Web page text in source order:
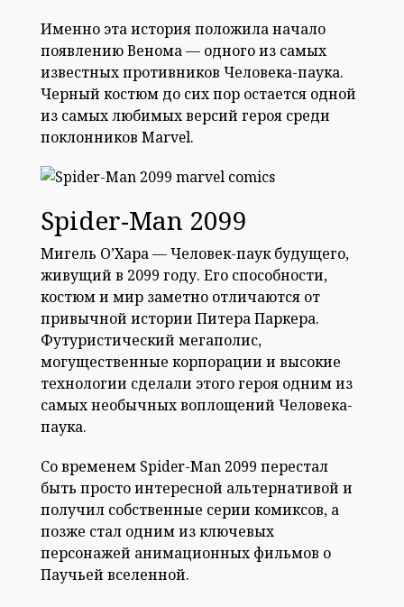
Именно эта история положила начало
появлению Венома — одного из самых
известных противников Человека-паука.
Черный костюм до сих пор остается одной
из самых любимых версий героя среди
поклонников Marvel.
Spider-Man 2099
Мигель О’Хара — Человек-паук будущего,
живущий в 2099 году. Его способности,
костюм и мир заметно отличаются от
привычной истории Питера Паркера.
Футуристический мегаполис,
могущественные корпорации и высокие
технологии сделали этого героя одним из
самых необычных воплощений Человека-
паука.
Со временем Spider-Man 2099 перестал
быть просто интересной альтернативой и
получил собственные серии комиксов, а
позже стал одним из ключевых
персонажей анимационных фильмов о
Паучьей вселенной.